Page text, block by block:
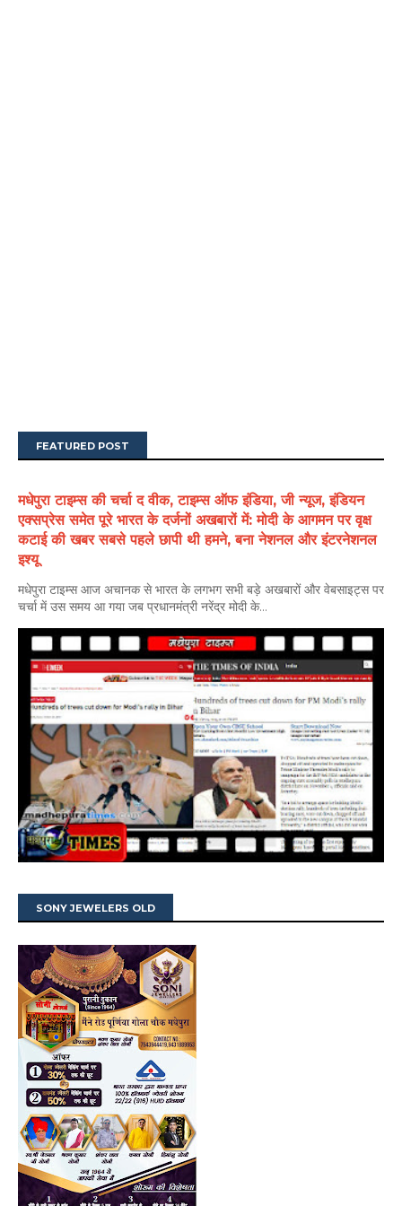
FEATURED POST
मधेपुरा टाइम्स की चर्चा द वीक, टाइम्स ऑफ इंडिया, जी न्यूज, इंडियन
एक्सप्रेस समेत पूरे भारत के दर्जनों अखबारों में: मोदी के आगमन पर वृक्ष
कटाई की खबर सबसे पहले छापी थी हमने, बना नेशनल और इंटरनेशनल
इश्यू
मधेपुरा टाइम्स आज अचानक से भारत के लगभग सभी बड़े अखबारों और वेबसाइट्स पर
चर्चा में उस समय आ गया जब प्रधानमंत्री नरेंद्र मोदी के...
SONY JEWELERS OLD